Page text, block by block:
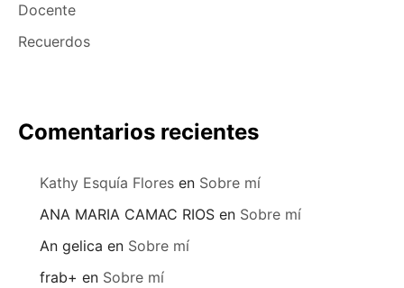
Docente
Recuerdos
Comentarios recientes
Kathy Esquía Flores en Sobre mí
ANA MARIA CAMAC RIOS en Sobre mí
An gelica en Sobre mí
frab+ en Sobre mí